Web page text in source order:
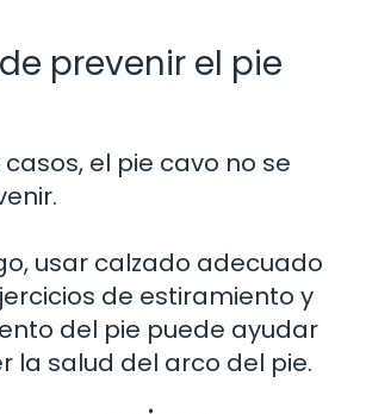
prevenir el pie
el pie cavo no se
usar calzado adecuado
de estiramiento y
del pie puede ayudar
la salud del arco del pie.